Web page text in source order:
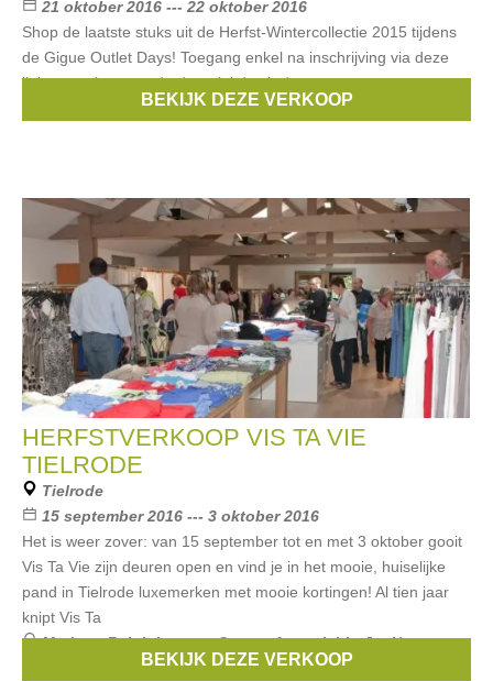
21 oktober 2016 --- 22 oktober 2016
Shop de laatste stuks uit de Herfst-Wintercollectie 2015 tijdens
de Gigue Outlet Days! Toegang enkel na inschrijving via deze
link:www.gigue.com/en/specials/outlet/
GigueBEKIJK DEZE VERKOOP
HERFSTVERKOOP VIS TA VIE
TIELRODE
Tielrode
15 september 2016 --- 3 oktober 2016
Het is weer zover: van 15 september tot en met 3 oktober gooit
Vis Ta Vie zijn deuren open en vind je in het mooie, huiselijke
pand in Tielrode luxemerken met mooie kortingen! Al tien jaar
knipt Vis Ta
Merken:Ralph Lauren,Guess,Armani,Liu Jo,Hugo
BEKIJK DEZE VERKOOP